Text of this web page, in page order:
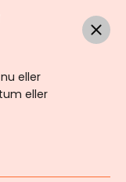
citrongräs,
saffransris och
eller
eller